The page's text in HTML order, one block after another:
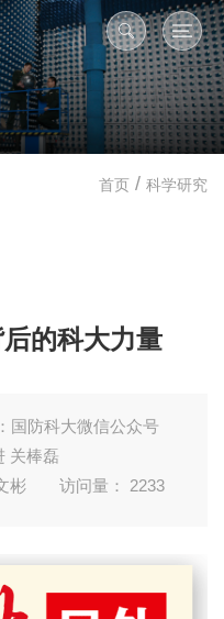
首页 / 科学研究
的科大力量
国防科大微信公众号
关棒磊
彬
访问量： 2233